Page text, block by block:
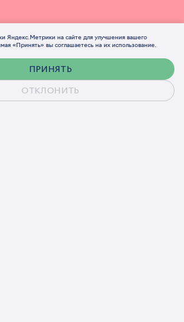
Обсудить проект
Яндекс.Метрики на сайте для улучшения вашего
«Принять» вы соглашаетесь на их использование.
ПРИНЯТЬ
ОТКЛОНИТЬ